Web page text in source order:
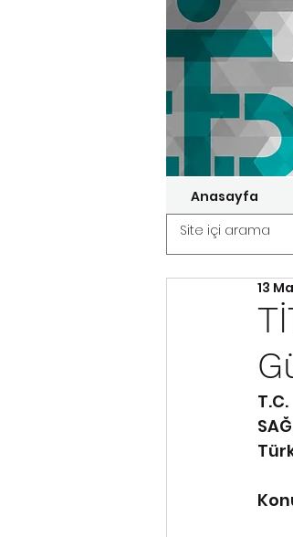
Anasayfa
13
T.C.